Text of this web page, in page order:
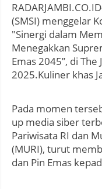
(SMSI) menggelar
"Sinergi dalam
Menegakkan
Emas 2045”, di
2025.Kuliner khas
Pada momen
up media siber
Pariwisata RI dan
(MURI), turut
dan Pin Emas